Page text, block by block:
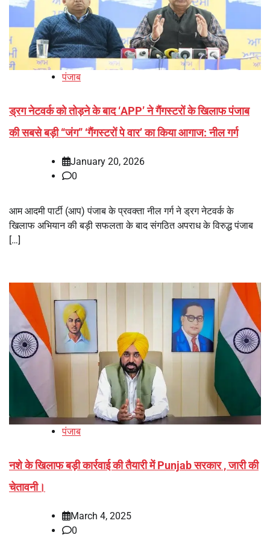
पंजाब
ड्रग नेटवर्क को तोड़ने के बाद ‘APP’ ने गैंगस्टरों के खिलाफ पंजाब
की सबसे बड़ी “जंग” ‘गैंगस्टरों पे वार’ का किया आगाज: नील गर्ग
January 20, 2026
0
आम आदमी पार्टी (आप) पंजाब के प्रवक्ता नील गर्ग ने ड्रग नेटवर्क के
खिलाफ अभियान की बड़ी सफलता के बाद संगठित अपराध के विरुद्ध पंजाब
[…]
पंजाब
नशे के खिलाफ बड़ी कार्रवाई की तैयारी में Punjab सरकार , जारी की
चेतावनी।
March 4, 2025
0